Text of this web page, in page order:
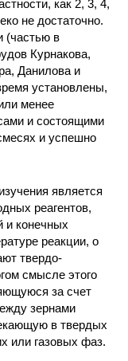
как 2, 3, 4,
не достаточно.
(частью в
Курнакова,
Данилова и
установлены,
менее
и состоящими
и успешно
является
реагентов,
и конечных
реакции, о
твердо-
смысле этого
за счет
зернами
в твердых
или газовых фаз.